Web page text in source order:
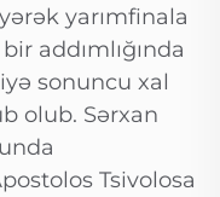
yarımfinala
addımlığında
sonuncu xal
olub. Sərxan
Tsivolosa